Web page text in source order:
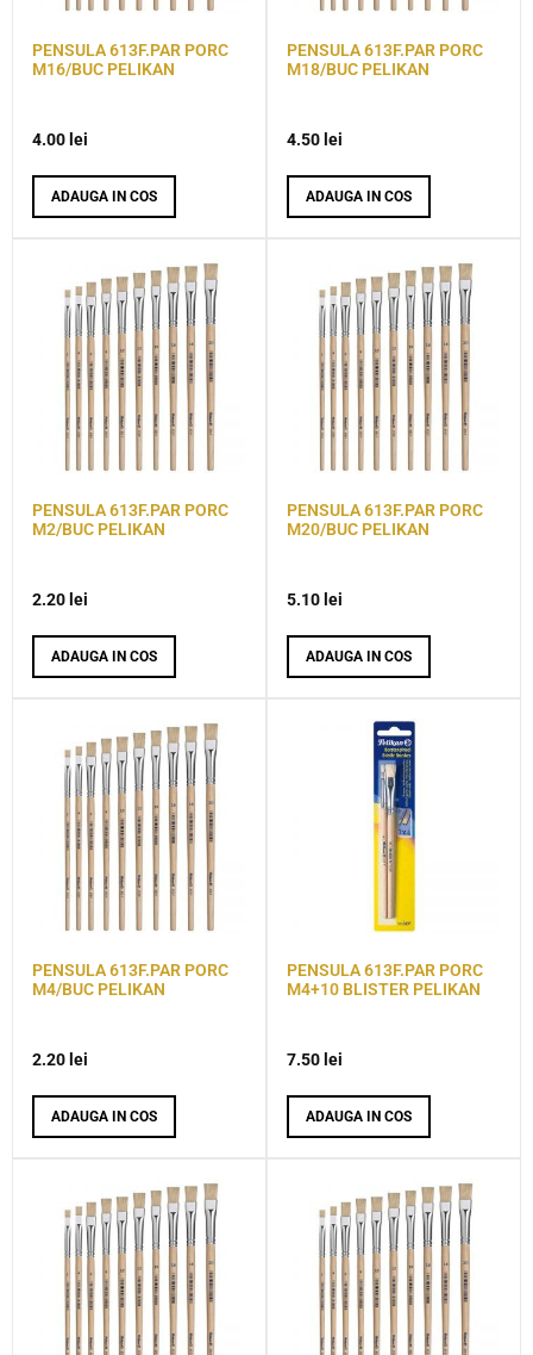
PENSULA 613F.PAR PORC
M16/BUC PELIKAN
4.00 lei
ADAUGA IN COS
PENSULA 613F.PAR PORC
M18/BUC PELIKAN
4.50 lei
ADAUGA IN COS
PENSULA 613F.PAR PORC
M2/BUC PELIKAN
2.20 lei
ADAUGA IN COS
PENSULA 613F.PAR PORC
M20/BUC PELIKAN
5.10 lei
ADAUGA IN COS
PENSULA 613F.PAR PORC
M4/BUC PELIKAN
2.20 lei
ADAUGA IN COS
PENSULA 613F.PAR PORC
M4+10 BLISTER PELIKAN
7.50 lei
ADAUGA IN COS